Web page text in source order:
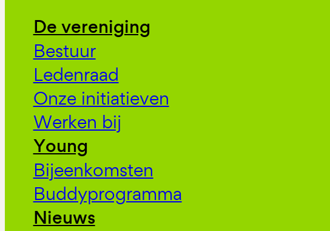
De vereniging
Bestuur
Ledenraad
Onze initiatieven
Werken bij
Young
Bijeenkomsten
Buddyprogramma
Nieuws